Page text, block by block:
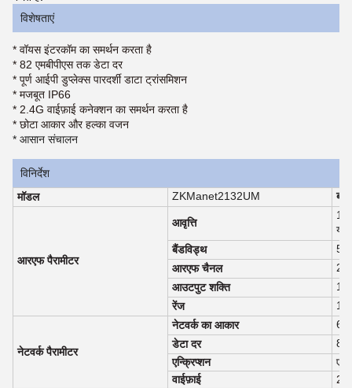
विशेषताएं
* वॉयस इंटरकॉम का समर्थन करता है
* 82 एमबीपीएस तक डेटा दर
* पूर्ण आईपी डुप्लेक्स पारदर्शी डाटा ट्रांसमिशन
* मजबूत IP66
* 2.4G वाईफ़ाई कनेक्शन का समर्थन करता है
* छोटा आकार और हल्का वजन
* आसान संचालन
विनिर्देश
मॉडल
ZKManet2132UM
आरएफ पैरामीटर
आवृत्ति
बैंडविड्थ
5/
आरएफ चैनल
आउटपुट शक्ति
1W
रेंज
1-
नेटवर्क पैरामीटर
नेटवर्क का आकार
64
डेटा दर
82
एन्क्रिप्शन
वाईफ़ाई